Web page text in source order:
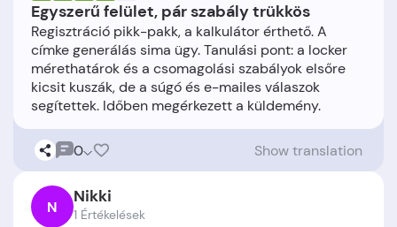
Egyszerű felület, pár szabály trükkös
Regisztráció pikk-pakk, a kalkulátor érthető. A
címke generálás sima ügy. Tanulási pont: a locker
mérethatárok és a csomagolási szabályok elsőre
kicsit kuszák, de a súgó és e-mailes válaszok
0 Show translation
N Nikki
1 Értékelések